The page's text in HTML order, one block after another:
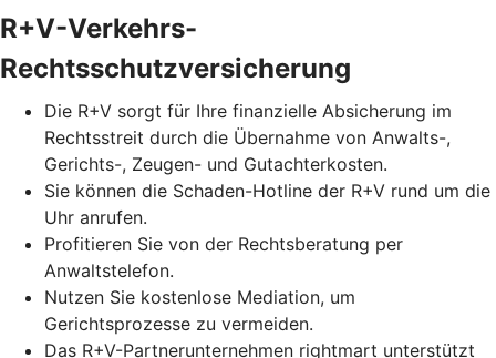
R+V-Verkehrs-
Rechtsschutzversicherung
Die R+V sorgt für Ihre finanzielle Absicherung im
Rechtsstreit durch die Übernahme von Anwalts-,
Gerichts-, Zeugen- und Gutachterkosten.
Sie können die Schaden-Hotline der R+V rund um die
Uhr anrufen.
Profitieren Sie von der Rechtsberatung per
Anwaltstelefon.
Nutzen Sie kostenlose Mediation, um
Gerichtsprozesse zu vermeiden.
Das R+V-Partnerunternehmen rightmart unterstützt